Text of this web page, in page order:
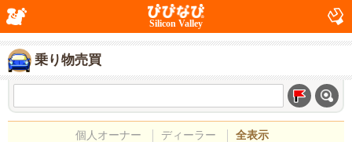
Silicon Valley
乗り物売買
個人オーナー ディーラー 全表示